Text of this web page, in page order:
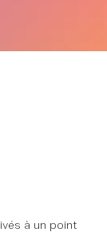
à un point